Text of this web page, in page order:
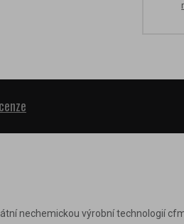
nechemickou výrobní technologií